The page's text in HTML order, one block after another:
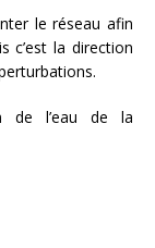
le réseau afin
c’est la direction
de l’eau de la